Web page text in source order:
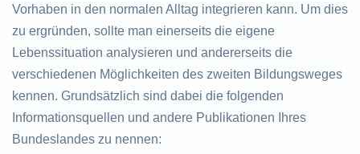
Vorhaben in den normalen Alltag integrieren kann. Um dies
zu ergründen, sollte man einerseits die eigene
Lebenssituation analysieren und andererseits die
verschiedenen Möglichkeiten des zweiten Bildungsweges
kennen. Grundsätzlich sind dabei die folgenden
Informationsquellen und andere Publikationen Ihres
Bundeslandes zu nennen: